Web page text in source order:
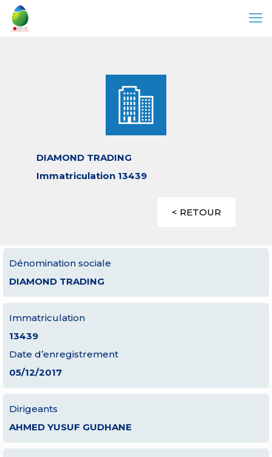
DIAMOND TRADING
Immatriculation 13439
< RETOUR
Dénomination sociale
DIAMOND TRADING
Immatriculation
13439
Date d’enregistrement
05/12/2017
Dirigeants
AHMED YUSUF GUDHANE